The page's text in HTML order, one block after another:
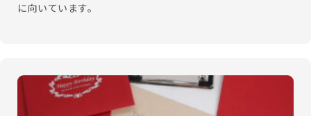
に向いています。